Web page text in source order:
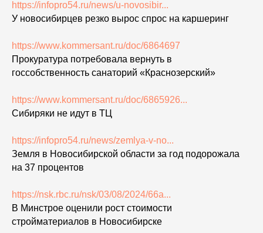
https://infopro54.ru/news/u-novosibir...
У новосибирцев резко вырос спрос на каршеринг
https://www.kommersant.ru/doc/6864697
Прокуратура потребовала вернуть в
госсобственность санаторий «Краснозерский»
https://www.kommersant.ru/doc/6865926...
Сибиряки не идут в ТЦ
https://infopro54.ru/news/zemlya-v-no...
Земля в Новосибирской области за год подорожала
на 37 процентов
https://nsk.rbc.ru/nsk/03/08/2024/66a...
В Минстрое оценили рост стоимости
стройматериалов в Новосибирске